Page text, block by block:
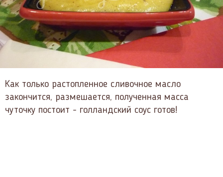
Как только растопленное сливочное масло
закончится, размешается, полученная масса
чуточку постоит - голландский соус готов!